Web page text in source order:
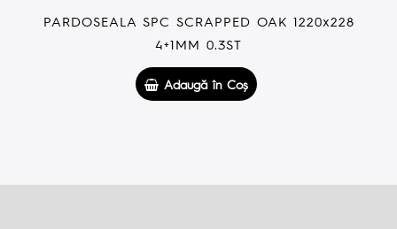
PARDOSEALA SPC DESERT OAK 207 1220x228
4+1MM 0.3ST
Adaugă în Coş